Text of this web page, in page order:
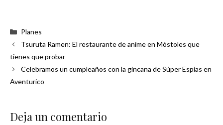
Categorías
Planes
Tsuruta Ramen: El restaurante de anime en Móstoles que
tienes que probar
Celebramos un cumpleaños con la gincana de Súper Espias en
Aventurico
Deja un comentario